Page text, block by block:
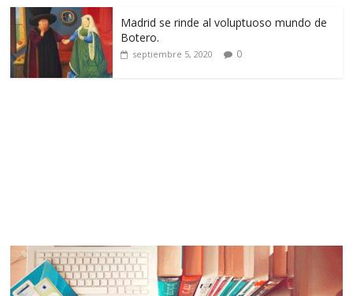
Madrid se rinde al voluptuoso mundo de
Botero.
septiembre 5, 2020 0